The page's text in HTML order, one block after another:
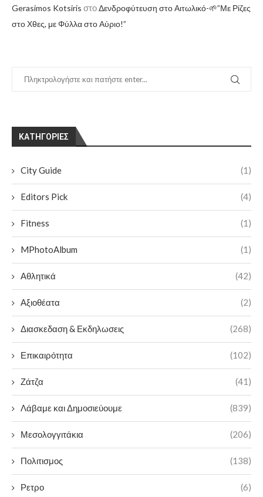
Gerasimos Kotsiris στοΔενδροφύτευση στο Αιτωλικό-🌱”Με Ρίζες
στο Χθες, με Φύλλα στο Αύριο!”
KΑΤΗΓΟΡΊΕΣ
City Guide (1)
Editors Pick (4)
Fitness (1)
MPhotoAlbum (1)
Αθλητικά (42)
Αξιοθέατα (2)
Διασκεδαση & Εκδηλωσεις (268)
Επικαιρότητα (102)
Ζάτζα (41)
Λάβαμε και Δημοσιεύουμε (839)
Μεσολογγιτάκια (206)
Πολιτισμος (138)
Ρετρο (6)